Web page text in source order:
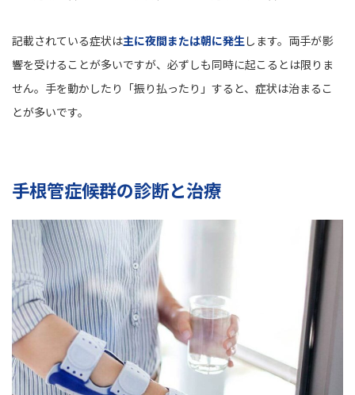
記載されている症状は主に夜間または朝に発生します。両手が影
響を受けることが多いですが、必ずしも同時に起こるとは限りま
せん。手を動かしたり「振り払ったり」すると、症状は治まるこ
とが多いです。
手根管症候群の診断と治療